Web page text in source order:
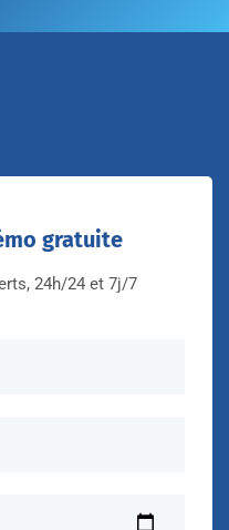
gratuite
24h/24 et 7j/7